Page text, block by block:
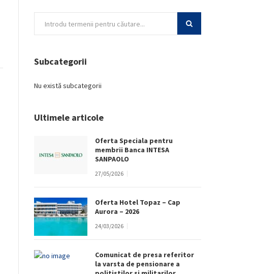
Subcategorii
Nu există subcategorii
Ultimele articole
Oferta Speciala pentru
membrii Banca INTESA
SANPAOLO
27/05/2026
Oferta Hotel Topaz – Cap
Aurora – 2026
24/03/2026
Comunicat de presa referitor
la varsta de pensionare a